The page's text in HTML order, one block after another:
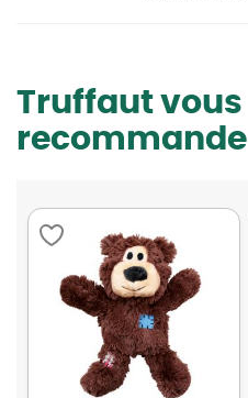
Truffaut vous
recommande